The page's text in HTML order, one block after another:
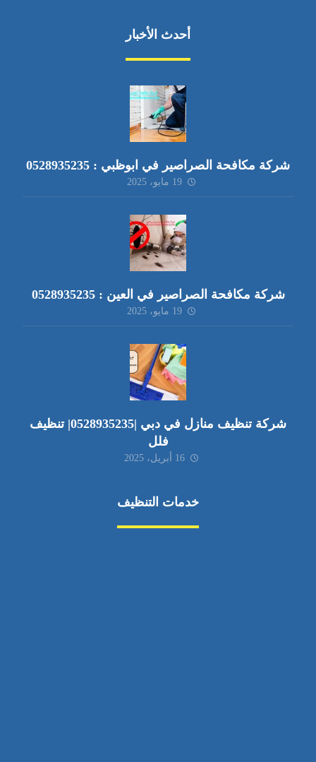
أحدث الأخبار
شركة مكافحة الصراصير في ابوظبي : 0528935235
19 مايو، 2025
شركة مكافحة الصراصير في العين : 0528935235
19 مايو، 2025
شركة تنظيف منازل في دبي |0528935235| تنظيف
فلل
16 أبريل، 2025
خدمات التنظيف